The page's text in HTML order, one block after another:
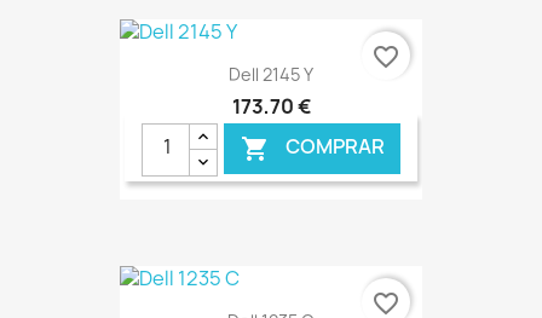
€ ONLINE
Dell 2145 Y
173,70 €
 COMPRAR
€ ONLINE
favorite_border
favorite_border